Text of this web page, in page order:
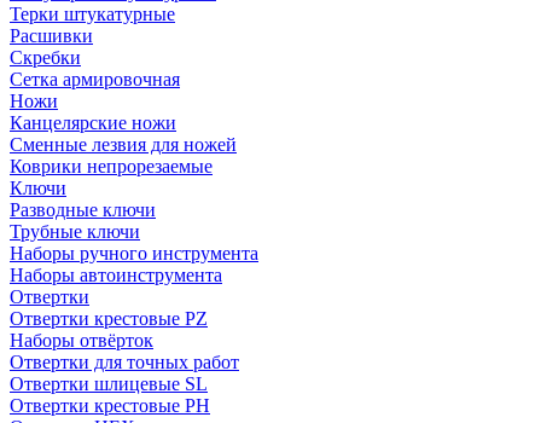
Терки штукатурные
Расшивки
Скребки
Сетка армировочная
Ножи
Канцелярские ножи
Сменные лезвия для ножей
Коврики непрорезаемые
Ключи
Разводные ключи
Трубные ключи
Наборы ручного инструмента
Наборы автоинструмента
Отвертки
Отвертки крестовые PZ
Наборы отвёрток
Отвертки для точных работ
Отвертки шлицевые SL
Отвертки крестовые PH